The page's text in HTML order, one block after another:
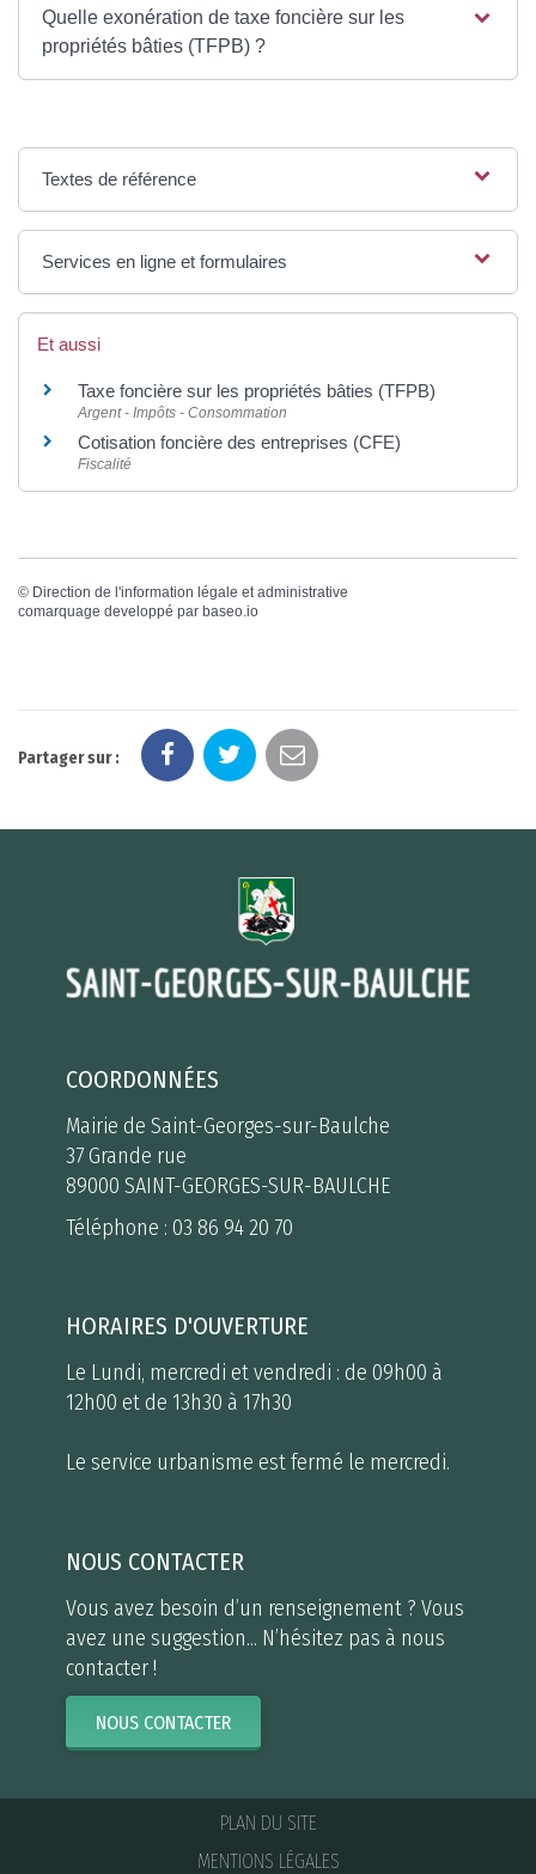
Quelle exonération de taxe foncière sur les
propriétés bâties (TFPB) ?
Textes de référence
Services en ligne et formulaires
Et aussi
Taxe foncière sur les propriétés bâties (TFPB)
Argent - Impôts - Consommation
Cotisation foncière des entreprises (CFE)
Fiscalité
© Direction de l'information légale et administrative
comarquage developpé par baseo.io
Partager sur :
COORDONNÉES
Mairie de Saint-Georges-sur-Baulche
37 Grande rue
89000 SAINT-GEORGES-SUR-BAULCHE
Téléphone : 03 86 94 20 70
HORAIRES D'OUVERTURE
Le Lundi, mercredi et vendredi : de 09h00 à
12h00 et de 13h30 à 17h30
Le service urbanisme est fermé le mercredi.
NOUS CONTACTER
Vous avez besoin d’un renseignement ? Vous
avez une suggestion... N’hésitez pas à nous
contacter !
NOUS CONTACTER
PLAN DU SITE
MENTIONS LÉGALES